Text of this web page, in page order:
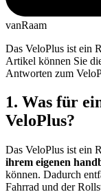
vanRaam
Das VeloPlus ist ein
Artikel können Sie
Antworten zum
1. Was für
VeloPlus?
Das VeloPlus ist ein
ihrem eigenen
können. Dadurch
Fahrrad und der